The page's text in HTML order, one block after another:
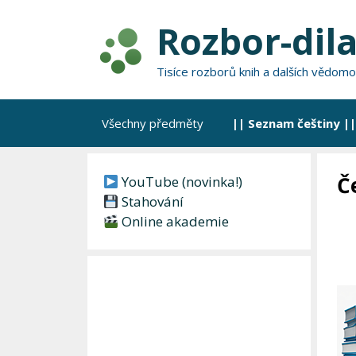
Rozbor-
Tisíce rozborů knih a dalších
Všechny předměty || Seznam češtiny ||
YouTube (novinka!)
Stahování
Online akademie